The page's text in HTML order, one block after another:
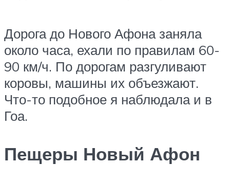
Дорога до Нового Афона заняла
около часа, ехали по правилам 60-
90 км/ч. По дорогам разгуливают
коровы, машины их объезжают.
Что-то подобное я наблюдала и в
Гоа.
Пещеры Новый Афон